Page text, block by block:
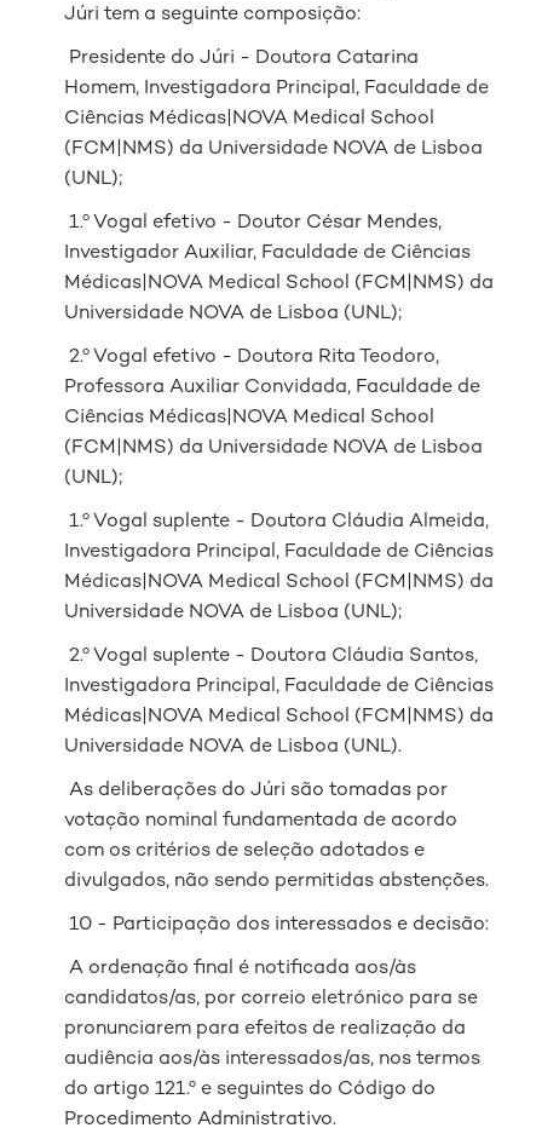
Júri tem a seguinte composição:
Presidente do Júri - Doutora Catarina
Homem, Investigadora Principal, Faculdade de
Ciências Médicas|NOVA Medical School
(FCM|NMS) da Universidade NOVA de Lisboa
(UNL);
1.º Vogal efetivo - Doutor César Mendes,
Investigador Auxiliar, Faculdade de Ciências
Médicas|NOVA Medical School (FCM|NMS) da
Universidade NOVA de Lisboa (UNL);
2.º Vogal efetivo - Doutora Rita Teodoro,
Professora Auxiliar Convidada, Faculdade de
Ciências Médicas|NOVA Medical School
(FCM|NMS) da Universidade NOVA de Lisboa
(UNL);
1.º Vogal suplente - Doutora Cláudia Almeida,
Investigadora Principal, Faculdade de Ciências
Médicas|NOVA Medical School (FCM|NMS) da
Universidade NOVA de Lisboa (UNL);
2.º Vogal suplente - Doutora Cláudia Santos,
Investigadora Principal, Faculdade de Ciências
Médicas|NOVA Medical School (FCM|NMS) da
Universidade NOVA de Lisboa (UNL).
As deliberações do Júri são tomadas por
votação nominal fundamentada de acordo
com os critérios de seleção adotados e
divulgados, não sendo permitidas abstenções.
10 - Participação dos interessados e decisão:
A ordenação final é notificada aos/às
candidatos/as, por correio eletrónico para se
pronunciarem para efeitos de realização da
audiência aos/às interessados/as, nos termos
do artigo 121.º e seguintes do Código do
Procedimento Administrativo.